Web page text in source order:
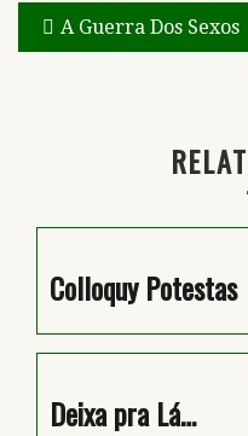
Navegação
de
A Guerra Dos Sexos
Colloquy Potestas
Deixa pra Lá…